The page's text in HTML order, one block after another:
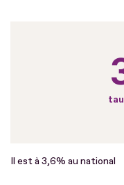
Il est à 3,6% au national